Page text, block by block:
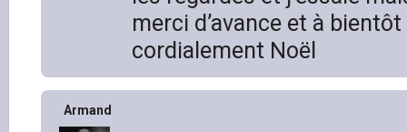
merci d’avance et à bientôt
cordialement Noël
Armand